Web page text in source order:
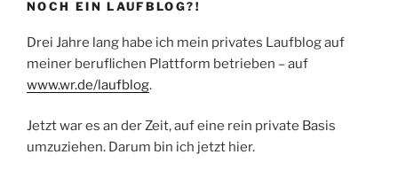
NOCH EIN LAUFBLOG?!
Drei Jahre lang habe ich mein privates Laufblog auf
meiner beruflichen Plattform betrieben – auf
www.wr.de/laufblog.
Jetzt war es an der Zeit, auf eine rein private Basis
umzuziehen. Darum bin ich jetzt hier.